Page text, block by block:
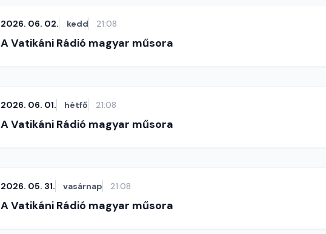
2026. 06. 02. kedd 21:08
A Vatikáni Rádió magyar műsora
2026. 06. 01. hétfő 21:08
A Vatikáni Rádió magyar műsora
2026. 05. 31. vasárnap 21:08
A Vatikáni Rádió magyar műsora